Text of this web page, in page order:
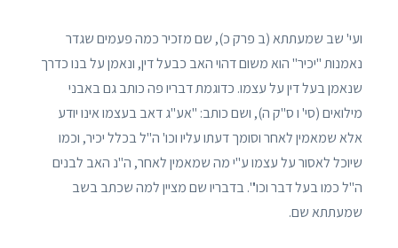
ועי' שב שמעתתא (ב פרק כ), שם מזכיר כמה פעמים שגדר
נאמנות "יכיר" הוא משום דהוי האב כבעל דין, ונאמן על בנו כדרך
שנאמן בעל דין על עצמו. כדוגמת דבריו פה כותב גם באבני
מילואים (סי' ו ס"ק ה), ושם כותב: "אע"ג דאב בעצמו אינו יודע
אלא שמאמין לאחר וסומך דעתו עליו וכו' ה"ל בכלל יכיר, וכמו
שיוכל לאסור על עצמו ע"י מה שמאמין לאחר, ה"נ האב לבנים
ה"ל כמו בעל דבר וכו'". בדבריו שם מציין למה שכתב בשב
שמעתתא שם.